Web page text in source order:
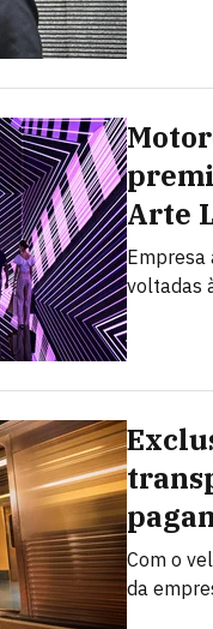
Arte
Empresa
voltadas
Com o
da